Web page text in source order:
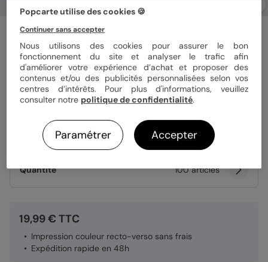
Carte de visite
Masseur
Format 8,5x5,5 cm
Papier Papier Mat
Quantité 100 articles
19,99 € TTC
Impression couleur recto-verso sans frais
Expédition rapide en 48h
Popcarte utilise des cookies 🍪
Continuer sans accepter
Nous utilisons des cookies pour assurer le bon
fonctionnement du site et analyser le trafic afin
d'améliorer votre expérience d’achat et proposer des
contenus et/ou des publicités personnalisées selon vos
centres d’intérêts. Pour plus d'informations, veuillez
consulter notre politique de confidentialité.
Paramétrer Accepter